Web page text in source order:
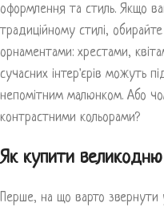
оформлення та стиль. Якщо
традиційному стилі,
орнаментами: хрестами,
сучасних інтер'єрів можуть
непомітним малюнком. Або
контрастними кольорами?
Як купити великодню
Перше, на що варто звернути